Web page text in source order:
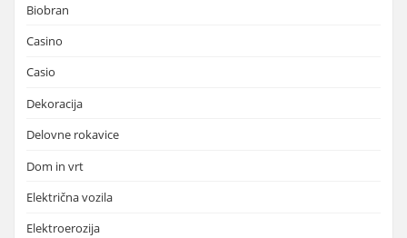
Biobran
Casino
Casio
Dekoracija
Delovne rokavice
Dom in vrt
Električna vozila
Elektroerozija